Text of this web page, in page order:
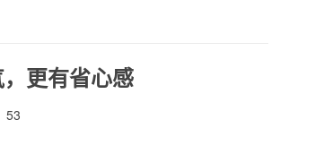
更有省心感
53